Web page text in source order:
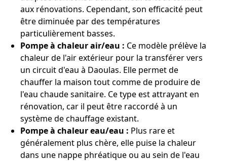
aux rénovations. Cependant, son efficacité peut
être diminuée par des températures
particulièrement basses.
Pompe à chaleur air/eau : Ce modèle prélève la
chaleur de l'air extérieur pour la transférer vers
un circuit d'eau à Daoulas. Elle permet de
chauffer la maison tout comme de produire de
l'eau chaude sanitaire. Ce type est attrayant en
rénovation, car il peut être raccordé à un
système de chauffage existant.
Pompe à chaleur eau/eau : Plus rare et
généralement plus chère, elle puise la chaleur
dans une nappe phréatique ou au sein de l'eau